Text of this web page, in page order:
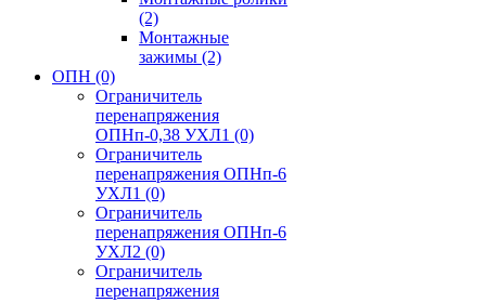
(2)
Монтажные
зажимы (2)
ОПН (0)
Ограничитель
перенапряжения
ОПНп-0,38 УХЛ1 (0)
Ограничитель
перенапряжения ОПНп-6
УХЛ1 (0)
Ограничитель
перенапряжения ОПНп-6
УХЛ2 (0)
Ограничитель
перенапряжения